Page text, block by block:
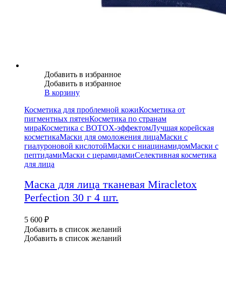
Добавить в избранное
Добавить в избранное
В корзину
Косметика для проблемной кожиКосметика от
пигментных пятенКосметика по странам
мираКосметика с BOTOX-эффектомЛучшая корейская
косметикаМаски для омоложения лицаМаски с
гиалуроновой кислотойМаски с ниацинамидомМаски с
пептидамиМаски с церамидамиСелективная косметика
для лица
Маска для лица тканевая Miracletox
Perfection 30 г 4 шт.
5 600 ₽
Добавить в список желаний
Добавить в список желаний